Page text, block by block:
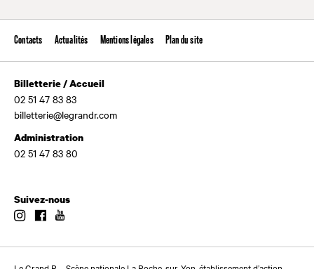
Contacts Actualités Mentions légales Plan du site
Billetterie / Accueil
02 51 47 83 83
billetterie@legrandr.com
Administration
02 51 47 83 80
Suivez-nous
InstagramFacebook